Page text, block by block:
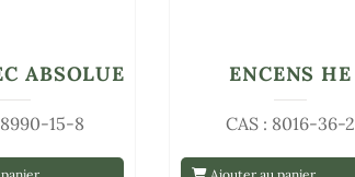
15-8
ABSOLUE
CAS : 8016-36-2
ENCENS HE